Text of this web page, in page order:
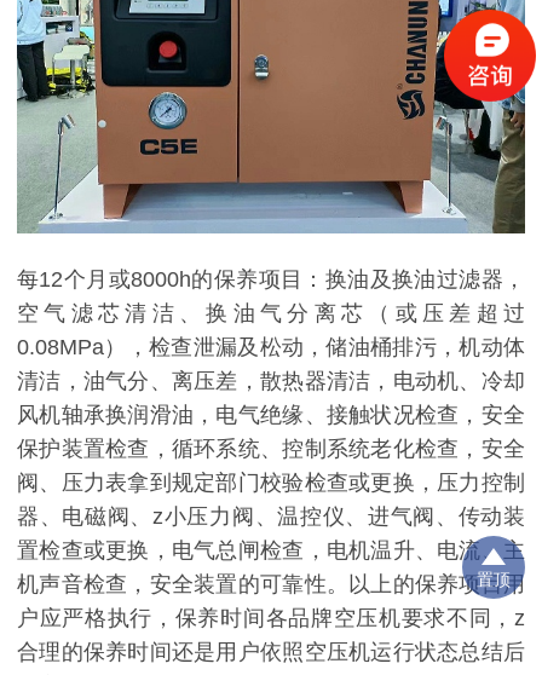
每12个月或8000h的保养项目：换油及换油过滤器，
空气滤芯清洁、换油气分离芯（或压差超过
0.08MPa），检查泄漏及松动，储油桶排污，机动体
清洁，油气分、离压差，散热器清洁，电动机、冷却
风机轴承换润滑油，电气绝缘、接触状况检查，安全
保护装置检查，循环系统、控制系统老化检查，安全
阀、压力表拿到规定部门校验检查或更换，压力控制
器、电磁阀、z小压力阀、温控仪、进气阀、传动装
置检查或更换，电气总闸检查，电机温升、电流、主
机声音检查，安全装置的可靠性。以上的保养项目用
户应严格执行，保养时间各品牌空压机要求不同，z
合理的保养时间还是用户依照空压机运行状态总结后
置顶